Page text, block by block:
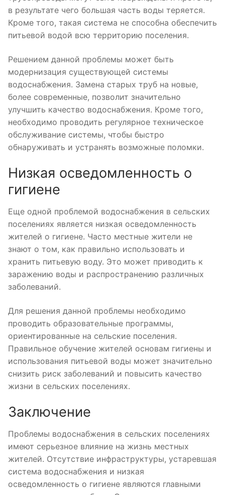
в результате чего большая часть воды теряется.
Кроме того, такая система не способна обеспечить
питьевой водой всю территорию поселения.
Решением данной проблемы может быть
модернизация существующей системы
водоснабжения. Замена старых труб на новые,
более современные, позволит значительно
улучшить качество водоснабжения. Кроме того,
необходимо проводить регулярное техническое
обслуживание системы, чтобы быстро
обнаруживать и устранять возможные поломки.
Низкая осведомленность о
гигиене
Еще одной проблемой водоснабжения в сельских
поселениях является низкая осведомленность
жителей о гигиене. Часто местные жители не
знают о том, как правильно использовать и
хранить питьевую воду. Это может приводить к
заражению воды и распространению различных
заболеваний.
Для решения данной проблемы необходимо
проводить образовательные программы,
ориентированные на сельские поселения.
Правильное обучение жителей основам гигиены и
использования питьевой воды может значительно
снизить риск заболеваний и повысить качество
жизни в сельских поселениях.
Заключение
Проблемы водоснабжения в сельских поселениях
имеют серьезное влияние на жизнь местных
жителей. Отсутствие инфраструктуры, устаревшая
система водоснабжения и низкая
осведомленность о гигиене являются главными